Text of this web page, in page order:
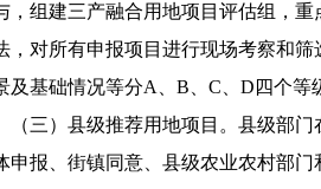
，组建三产融合用地项目评估组，
，对所有申报项目进行现场考察和
及基础情况等分A B C D 四个等
（三）县级推荐用地项目。 县级部门
申报、街镇同意、县级农业农村部门